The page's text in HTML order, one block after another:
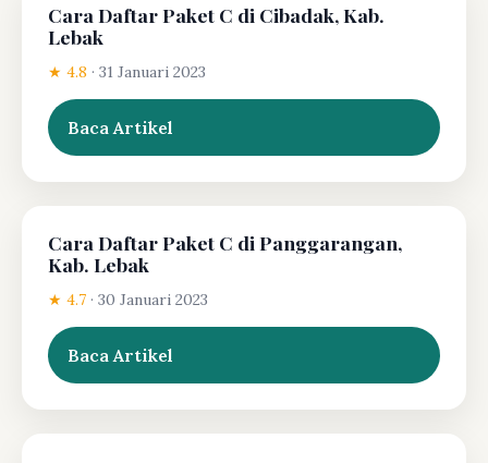
Cara Daftar Paket C di Cibadak, Kab.
Lebak
★ 4.8 · 31 Januari 2023
Baca Artikel
Cara Daftar Paket C di Panggarangan,
Kab. Lebak
★ 4.7 · 30 Januari 2023
Baca Artikel